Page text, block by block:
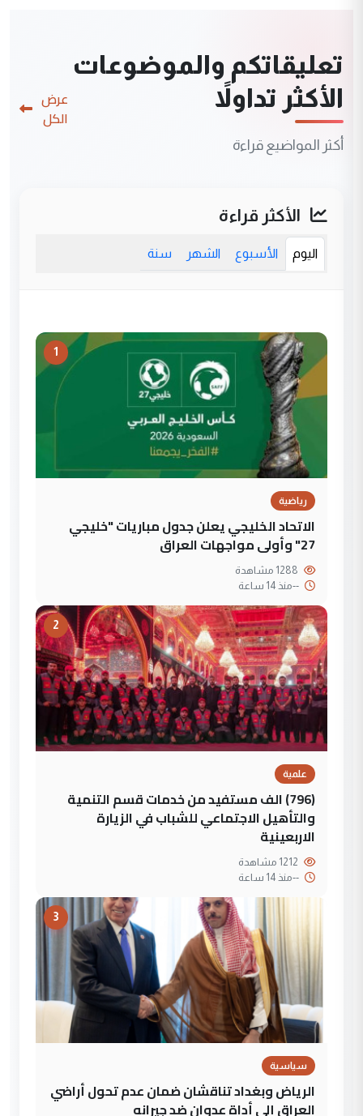
تعليقاتكم والموضوعات
الأكثر تداولاً
أكثر المواضيع قراءة
عرض
الكل
الأكثر قراءة
اليوم الأسبوع الشهر سنة
1
رياضية
الاتحاد الخليجي يعلن جدول مباريات "خليجي
27" وأولى مواجهات العراق
--منذ 14 ساعة
2
علمية
(796) الف مستفيد من خدمات قسم التنمية
والتأهيل الاجتماعي للشباب في الزيارة
الاربعينية
--منذ 14 ساعة
3
سياسية
الرياض وبغداد تناقشان ضمان عدم تحول أراضي
العراق إلى أداة عدوان ضد جيرانه